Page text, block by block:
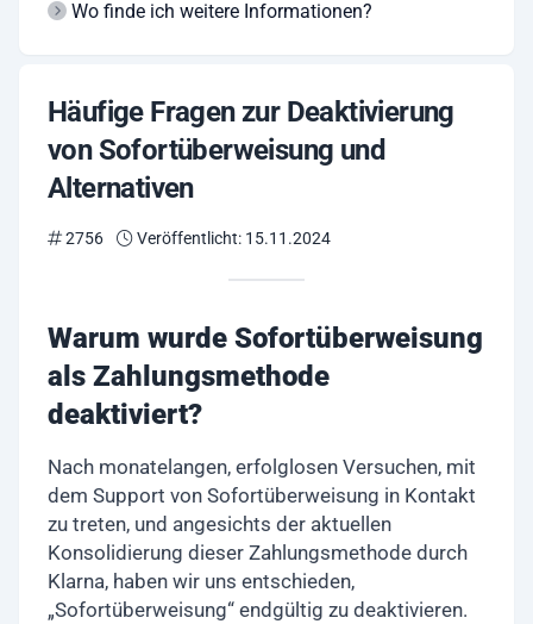
Wo finde ich weitere Informationen?
Häufige Fragen zur Deaktivierung
von Sofortüberweisung und
Alternativen
2756 Veröffentlicht: 15.11.2024
Warum wurde Sofortüberweisung
als Zahlungsmethode
deaktiviert?
Nach monatelangen, erfolglosen Versuchen, mit
dem Support von Sofortüberweisung in Kontakt
zu treten, und angesichts der aktuellen
Konsolidierung dieser Zahlungsmethode durch
Klarna, haben wir uns entschieden,
„Sofortüberweisung“ endgültig zu deaktivieren.